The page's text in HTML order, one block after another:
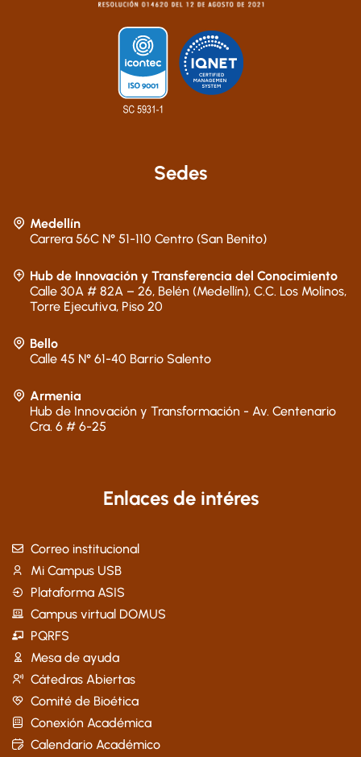
Sedes
Medellín
Carrera 56C N° 51-110 Centro (San Benito)
Hub de Innovación y Transferencia del Conocimiento
Calle 30A # 82A – 26, Belén (Medellín), C.C. Los Molinos,
Torre Ejecutiva, Piso 20
Bello
Calle 45 N° 61-40 Barrio Salento
Armenia
Hub de Innovación y Transformación - Av. Centenario
Cra. 6 # 6-25
Enlaces de intéres
Correo institucional
Mi Campus USB
Plataforma ASIS
Campus virtual DOMUS
PQRFS
Mesa de ayuda
Cátedras Abiertas
Comité de Bioética
Conexión Académica
Calendario Académico